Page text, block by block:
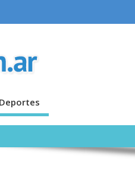
Deportes